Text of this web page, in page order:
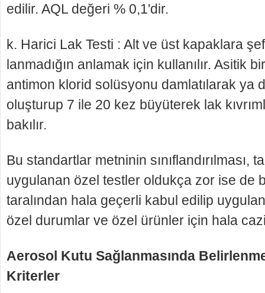
edilir. AQL değeri % 0,1'dir.
k. Harici Lak Testi : Alt ve üst kapaklara
lanmadığın anlamak için kullanılır. Asitik
antimon klorid solüsyonu damlatılarak ya
oluşturup 7 ile 20 kez büyüterek lak
bakılır.
Bu standartlar metninin sınıflandırılması,
uygula­nan özel testler oldukça zor ise de
taralın­dan hala geçerli kabul edilip
özel du­rumlar ve özel ürünler için hala
Aerosol Kutu Sağlanmasında
Kriterler